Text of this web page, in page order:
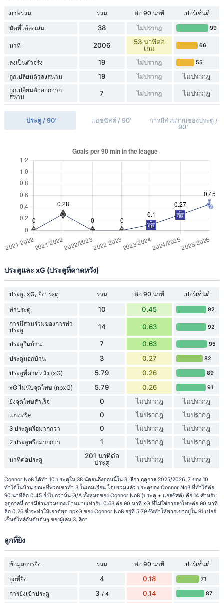
ภาพรวม รวม ต่อ 90 นาที
เปอร์เซ็นต์
นัดที่ได้ลงเล่น
38 ไม่ปรากฎ 99
นาที 2006
53 นาทีต่อ
เกม
66
ลงเป็นตัวจริง 19 ไม่ปรากฎ 55
ถูกเปลี่ยนตัวลงสนาม 19 ไม่ปรากฎ ไม่ปรากฎ
ถูกเปลี่ยนตัวออกจาก
สนาม
7 ไม่ปรากฎ ไม่ปรากฎ
ประตู / 90' แอซซิสต์ / 90'
การมีส่วนร่วมของประตู /
90'
ประตูและ xG (ประตูที่คาดหวัง)
ประตู, xG, ยิงประตู รวม ต่อ 90 นาที
เปอร์เซ็นต์
ทำประตู
10 0.45 92
การมีส่วนร่วมของการทำ
ประตู
14 0.63 92
ประตูในบ้าน 7 0.63 95
ประตูนอกบ้าน 3 0.27 82
ประตูที่คาดหวัง (xG) 5.79 0.26 89
xG ไม่นับจุดโทษ (npxG) 5.79 0.26 91
ยิงจุดโทษสำเร็จ 0 ไม่ปรากฎ ไม่ปรากฎ
แฮททริค 0 ไม่ปรากฎ ไม่ปรากฎ
3 ประตูหรือมากกว่า 0 ไม่ปรากฎ ไม่ปรากฎ
2 ประตูหรือมากกว่า 1 ไม่ปรากฎ ไม่ปรากฎ
นาทีต่อประตู
201 นาทีต่อ
ประตู
ไม่ปรากฎ ไม่ปรากฎ
Connor Noß ได้ทำ 10 ประตูใน 38 นัดจนถึงตอนนี้ใน 3. ลีกา ฤดูกาล 2025/2026. 7 ของ 10
ทำได้ในบ้าน ขณะที่พวกเขาทำ 3 ในเกมเยือน โดยรวมแล้ว ประตูของ Connor Noß ที่ทำได้ต่อ
90 นาทีคือ 0.45 ยิ่งไปกว่านั้น G/A ทั้งหมดของ Connor Noß (ประตู + แอสซิสต์) คือ 14 สำหรับ
ฤดูกาลนี้ การมีส่วนร่วมของเป้าหมายเท่ากับ 0.63 ต่อ 90 นาที xG ที่ไม่ใช่การลงโทษต่อ 90 นาที
คือ 0.26 ซึ่งจะทำให้เอาต์พุต npxG ของ Connor Noß อยู่ที่ 5.79 ซึ่งทำให้พวกเขาอยู่ใน 91 เปอร์
เซ็นต์ไทล์อันดับต้นๆ ของผู้เล่น 3. ลีกา
ลูกที่ยิง
ข้อมูลการยิง รวม ต่อ 90 นาที
เปอร์เซ็นต์
ลูกที่ยิง
4 0.18 71
การยิงเข้าประตู 3 / 4 0.14 87